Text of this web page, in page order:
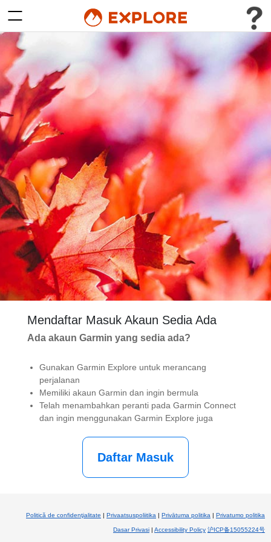
Togol Menu
Mendaftar Masuk Akaun Sedia Ada
Ada akaun Garmin yang sedia ada?
Gunakan Garmin Explore untuk merancang
perjalanan
Memiliki akaun Garmin dan ingin bermula
Telah menambahkan peranti pada Garmin Connect
dan ingin menggunakan Garmin Explore juga
Politică de confidenţialitate | Privaatsuspoliitika | Privātuma politika | Privatumo politika
Dasar Privasi | Accessibility Policy 沪ICP备15055224号